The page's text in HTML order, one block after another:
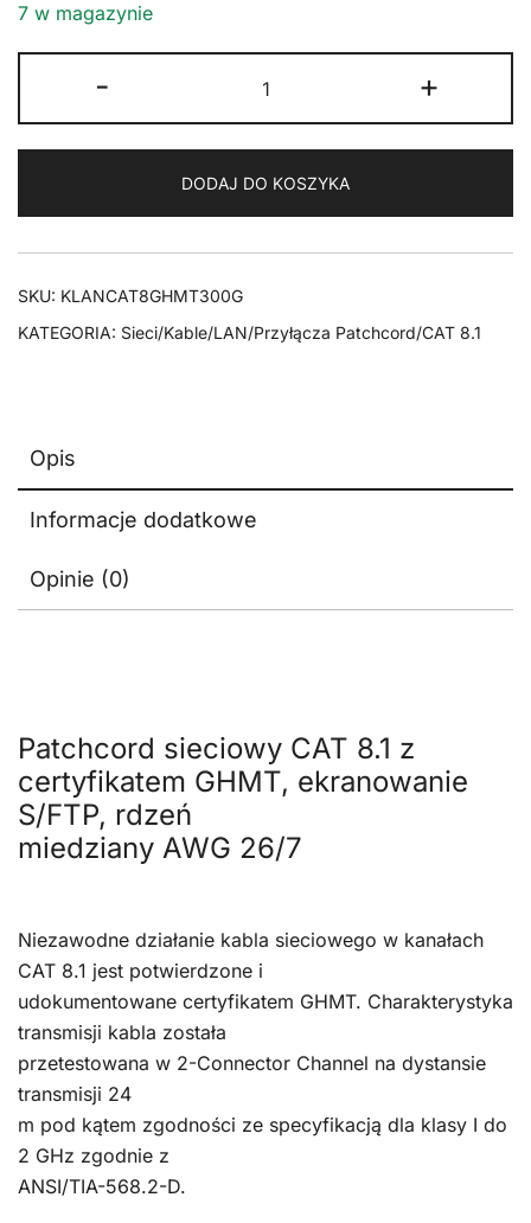
7 w magazynie
-
Kabel
LAN
CAT
8.1
GHMT
3m
+
DODAJ DO KOSZYKA
SKU: KLANCAT8GHMT300G
KATEGORIA: Sieci/Kable/LAN/Przyłącza Patchcord/CAT 8.1
Opis
Informacje dodatkowe
Opinie (0)
Patchcord sieciowy CAT 8.1 z
certyfikatem GHMT, ekranowanie
S/FTP, rdzeń
miedziany AWG 26/7
Niezawodne działanie kabla sieciowego w kanałach
CAT 8.1 jest potwierdzone i
udokumentowane certyfikatem GHMT. Charakterystyka
transmisji kabla została
przetestowana w 2-Connector Channel na dystansie
transmisji 24
m pod kątem zgodności ze specyfikacją dla klasy I do
2 GHz zgodnie z
ANSI/TIA-568.2-D.